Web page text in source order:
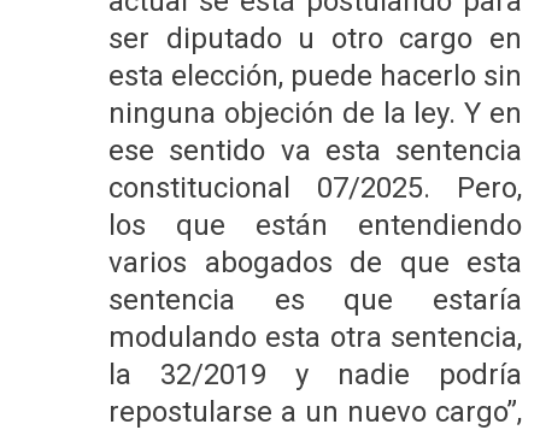
ser diputado u otro cargo en
esta elección, puede hacerlo sin
ninguna objeción de la ley. Y en
ese sentido va esta sentencia
constitucional 07/2025. Pero,
los que están entendiendo
varios abogados de que esta
sentencia es que estaría
modulando esta otra sentencia,
la 32/2019 y nadie podría
repostularse a un nuevo cargo”,